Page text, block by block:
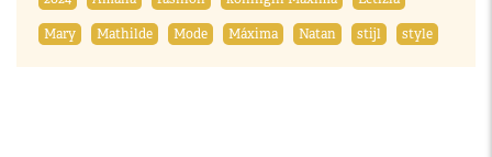
Mary
Mathilde Mode Máxima Natan stijl style